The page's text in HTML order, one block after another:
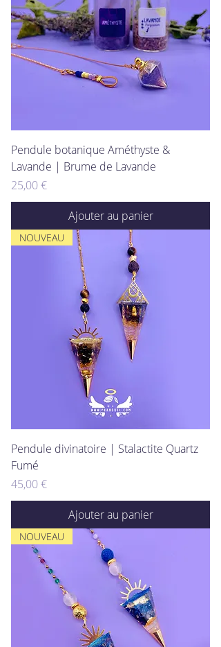
Pendule botanique Améthyste &
Lavande | Brume de Lavande
Prix
25,00 €
Ajouter au panier
NOUVEAU
Pendule divinatoire | Stalactite Quartz
Fumé
Prix
45,00 €
Ajouter au panier
NOUVEAU